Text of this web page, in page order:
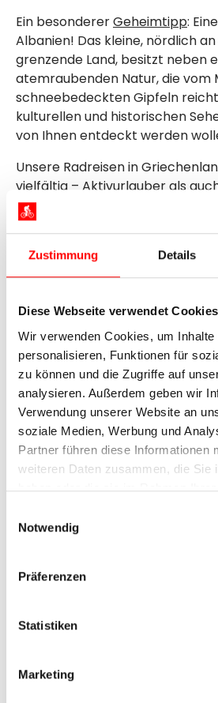
Zustimmung Details
Diese Webseite verwendet Cookies
Wir verwenden Cookies, um Inhalte
personalisieren, Funktionen für
zu können und die Zugriffe auf
analysieren. Außerdem geben wir
Verwendung unserer Website an
soziale Medien, Werbung und
Partner führen diese Informationen
weiteren Daten zusammen, die Sie
haben oder die sie im Rahmen
Notwendig
Präferenzen
Statistiken
Marketing
Ein besondererGeheimtipp:
Albanien! Das kleine, nördlich
grenzende Land, besitzt neben
atemraubenden Natur, die vom
schneebedeckten Gipfeln
kulturellen und historischen
von Ihnen entdeckt werden
Unsere Radreisen in
vielfältig – Aktivurlauber als
Erholungssuchende kommen
Worauf warten Sie noch?
Ta
Albanien!
Radreisen in
Albanien
2026
Rhodos – Symi – Lindos